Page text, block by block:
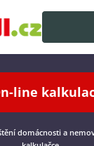
line
domácnosti a